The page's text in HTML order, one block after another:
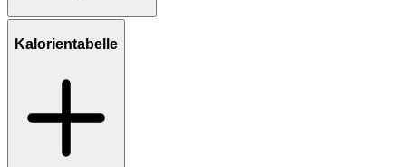
Kalorientabelle